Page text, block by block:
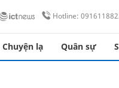
Hotline:
Chuyện lạ Quân sự